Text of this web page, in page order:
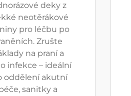
deky z
neotěrákové
pro léčbu po
Zrušte
na praní a
infekce – ideální
oddělení akutní
sanitky a